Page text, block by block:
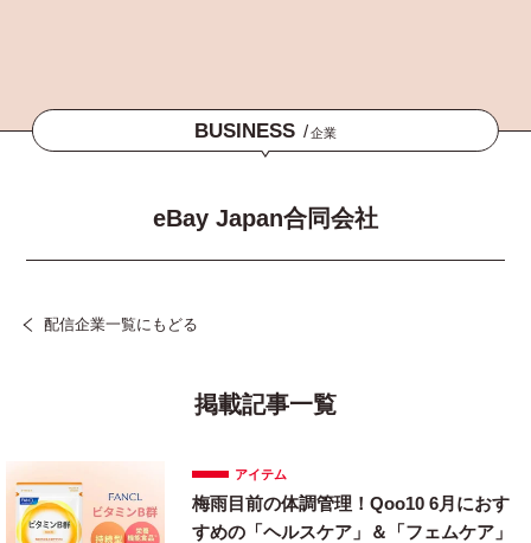
BUSINESS /企業
eBay Japan合同会社
配信企業一覧にもどる
掲載記事一覧
アイテム
梅雨目前の体調管理！Qoo10 6月におす
すめの「ヘルスケア」＆「フェムケア」